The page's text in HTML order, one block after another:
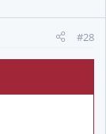
#28